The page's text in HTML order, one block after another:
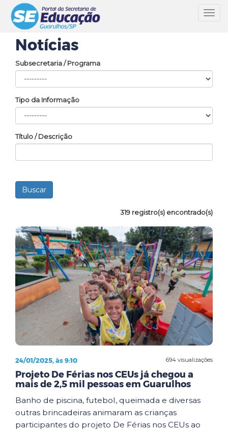
Notícias
Subsecretaria / Programa
Tipo da Informação
Título / Descrição
319 registro(s) encontrado(s)
694 visualizações
24/01/2025, às 9:10
Projeto De Férias nos CEUs já chegou a
mais de 2,5 mil pessoas em Guarulhos
Banho de piscina, futebol, queimada e diversas
outras brincadeiras animaram as crianças
participantes do projeto De Férias nos CEUs ao